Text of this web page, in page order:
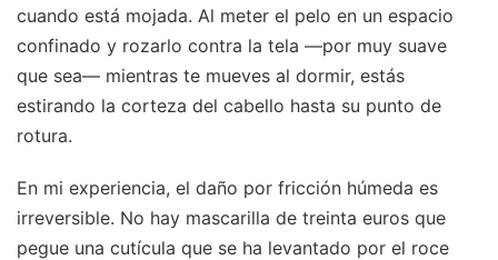
cuando está mojada. Al meter el pelo en un espacio
confinado y rozarlo contra la tela —por muy suave
que sea— mientras te mueves al dormir, estás
estirando la corteza del cabello hasta su punto de
rotura.
En mi experiencia, el daño por fricción húmeda es
irreversible. No hay mascarilla de treinta euros que
pegue una cutícula que se ha levantado por el roce